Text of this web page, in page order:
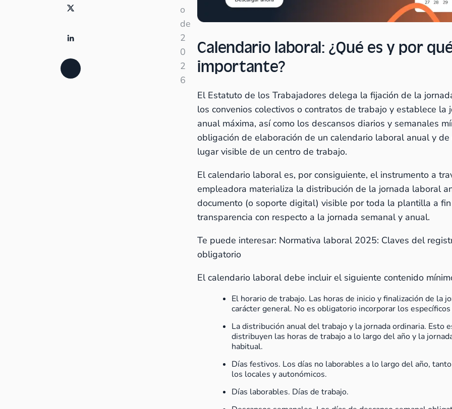
o
de
2
0
2
6
Calendario laboral: ¿Qué es y por
importante?
El Estatuto de los Trabajadores delega la fijación de la
los convenios colectivos o contratos de trabajo y establece la
anual máxima, así como los descansos diarios y semanales
obligación de elaboración de un calendario laboral anual y
lugar visible de un centro de trabajo.
El calendario laboral es, por consiguiente, el instrumento a
empleadora materializa la distribución de la jornada laboral
documento (o soporte digital) visible por toda la plantilla a
transparencia con respecto a la jornada semanal y anual.
Te puede interesar: Normativa laboral 2025: Claves del
obligatorio
El calendario laboral debe incluir el siguiente contenido
El horario de trabajo. Las horas de inicio y finalización de la
carácter general. No es obligatorio incorporar los
La distribución anual del trabajo y la jornada ordinaria. Esto
distribuyen las horas de trabajo a lo largo del año y la
habitual.
Días festivos. Los días no laborables a lo largo del año,
los locales y autonómicos.
Días laborables. Días de trabajo.